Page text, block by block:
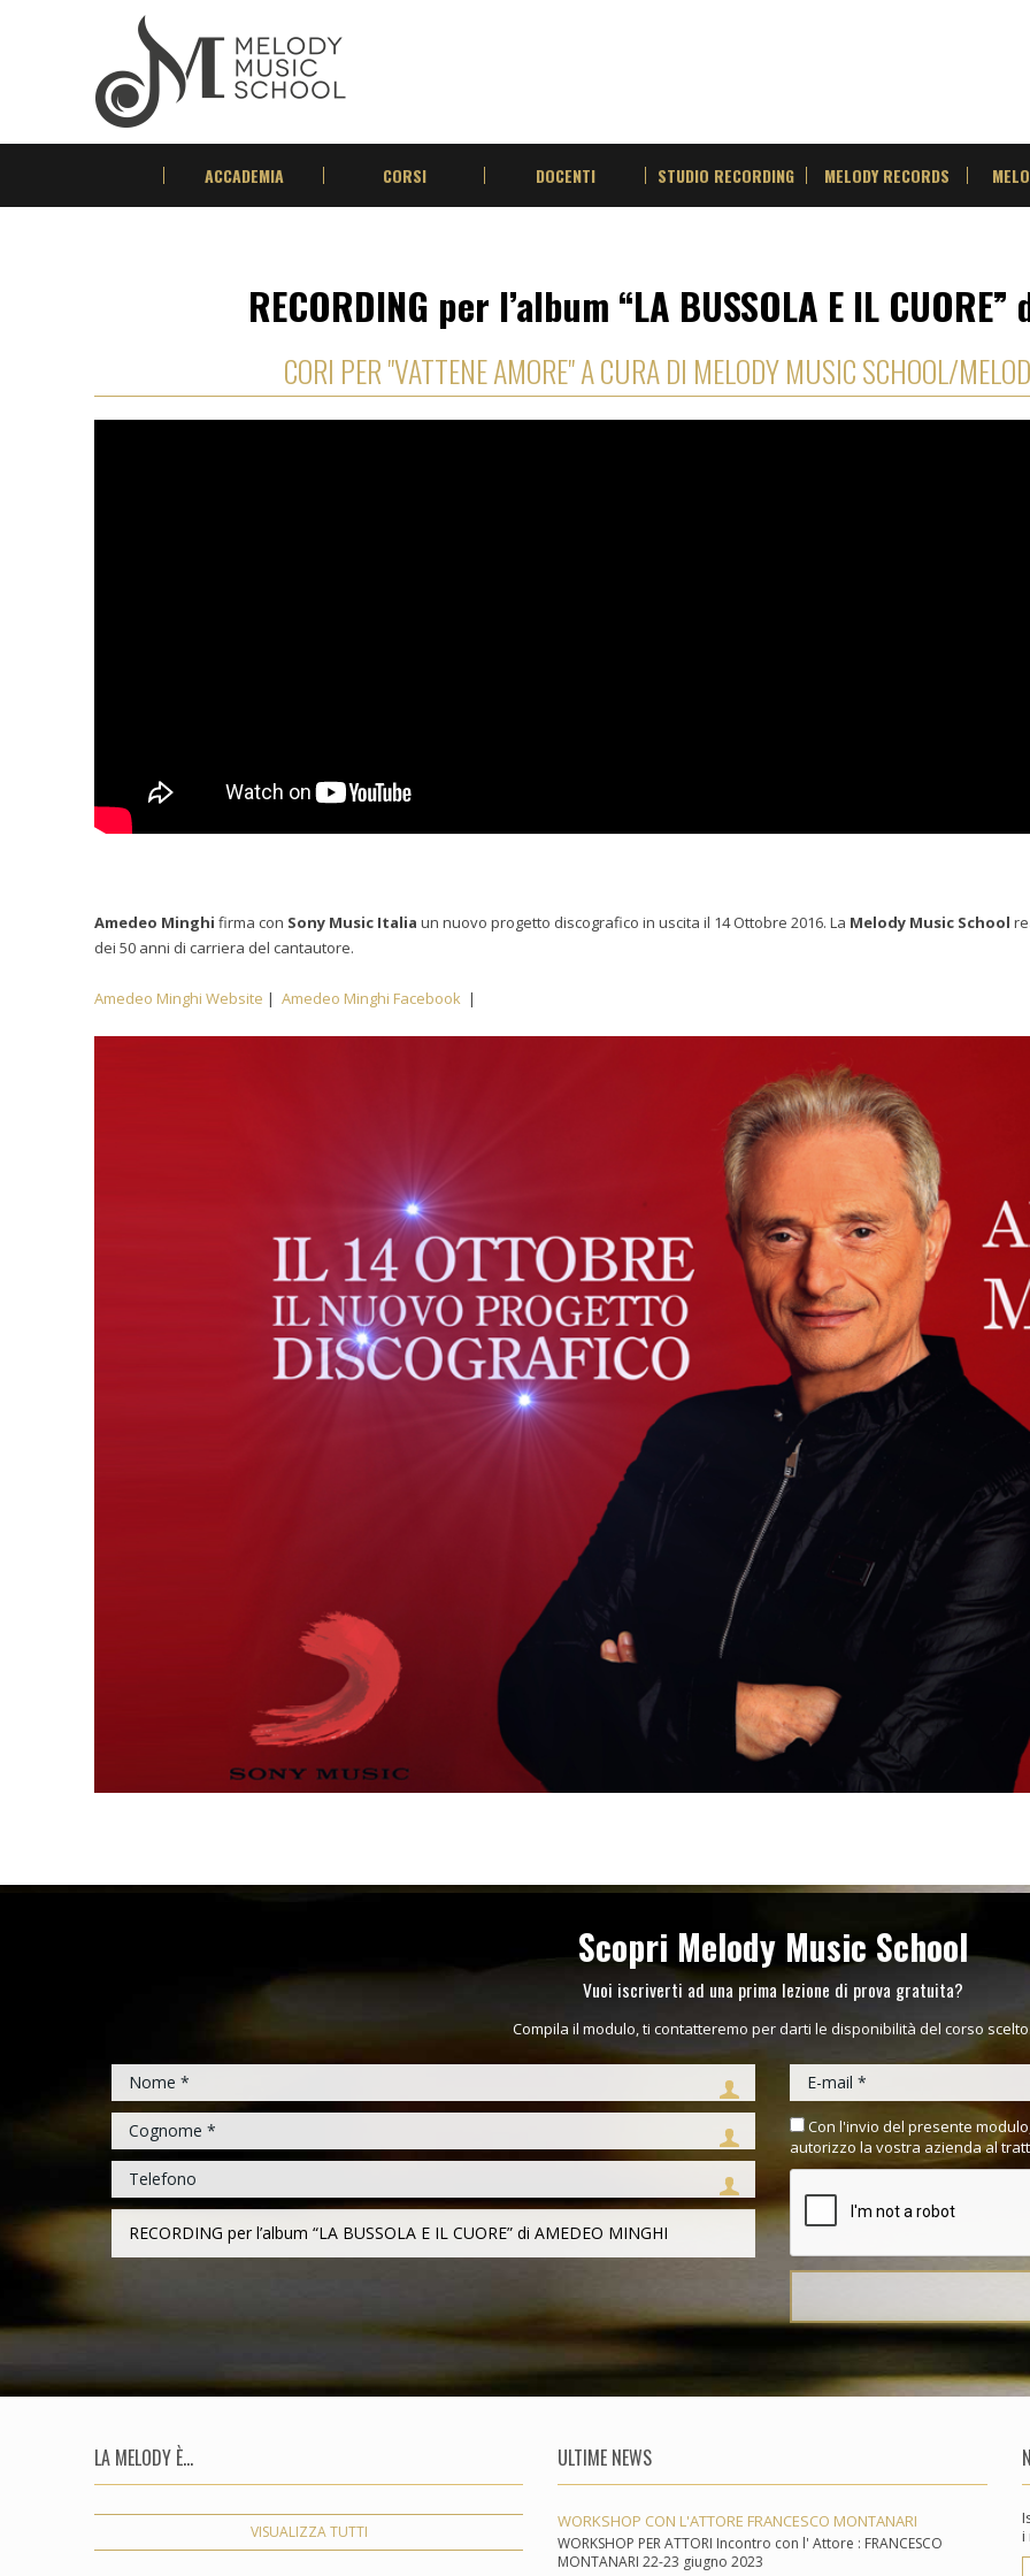
ACCADEMIA CORSI DOCENTI STUDIO RECORDING MELODY RECORDS
RECORDING per l’album “LA BUSSOLA E IL CUORE”
CORI PER "VATTENE AMORE" A CURA DI MELODY MUSIC SCHOOL/
Amedeo Minghi firma con Sony Music Italia un nuovo progetto discografico in uscita il 14 Ottobre 2016. La Melody Music School
dei 50 anni di carriera del cantautore.
Amedeo Minghi Website |Amedeo Minghi Facebook |
Scopri Melody Music School
Vuoi iscriverti ad una prima lezione di prova gratuita?
Compila il modulo, ti contatteremo per darti le disponibilità del corso
Con l'invio del presente
autorizzo la vostra azienda al
LA MELODY È...
VISUALIZZA TUTTI
ULTIME NEWS
WORKSHOP CON L'ATTORE FRANCESCO MONTANARI
WORKSHOP PER ATTORI Incontro con l' Attore : FRANCESCO
MONTANARI 22-23 giugno 2023
i